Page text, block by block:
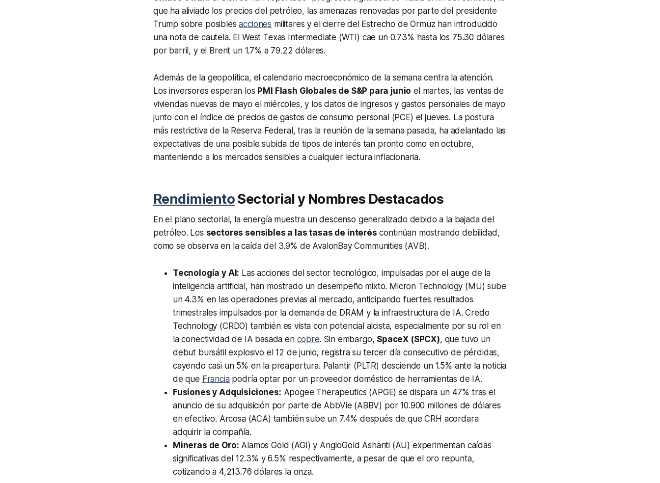
que ha aliviado los precios del petróleo, las amenazas renovadas por parte del presidente
Trump sobre posiblesacciones militares y el cierre del Estrecho de Ormuz han introducido
una nota de cautela. El West Texas Intermediate (WTI) cae un 0.73% hasta los 75.30 dólares
por barril, y el Brent un 1.7% a 79.22 dólares.
Además de la geopolítica, el calendario macroeconómico de la semana centra la atención.
Los inversores esperan los PMI Flash Globales de S&P para junio el martes, las ventas de
viviendas nuevas de mayo el miércoles, y los datos de ingresos y gastos personales de mayo
junto con el índice de precios de gastos de consumo personal (PCE) el jueves. La postura
más restrictiva de la Reserva Federal, tras la reunión de la semana pasada, ha adelantado las
expectativas de una posible subida de tipos de interés tan pronto como en octubre,
manteniendo a los mercados sensibles a cualquier lectura inflacionaria.
RendimientoSectorial y Nombres Destacados
En el plano sectorial, la energía muestra un descenso generalizado debido a la bajada del
petróleo. Los sectores sensibles a las tasas de interés continúan mostrando debilidad,
como se observa en la caída del 3.9% de AvalonBay Communities (AVB).
Tecnología y AI: Las acciones del sector tecnológico, impulsadas por el auge de la
inteligencia artificial, han mostrado un desempeño mixto. Micron Technology (MU) sube
un 4.3% en las operaciones previas al mercado, anticipando fuertes resultados
trimestrales impulsados por la demanda de DRAM y la infraestructura de IA. Credo
Technology (CRDO) también es vista con potencial alcista, especialmente por su rol en
la conectividad de IA basada en cobre. Sin embargo, SpaceX (SPCX), que tuvo un
debut bursátil explosivo el 12 de junio, registra su tercer día consecutivo de pérdidas,
cayendo casi un 5% en la preapertura. Palantir (PLTR) desciende un 1.5% ante la noticia
de que Franciapodría optar por un proveedor doméstico de herramientas de IA.
Fusiones y Adquisiciones: Apogee Therapeutics (APGE) se dispara un 47% tras el
anuncio de su adquisición por parte de AbbVie (ABBV) por 10.900 millones de dólares
en efectivo. Arcosa (ACA) también sube un 7.4% después de que CRH acordara
adquirir la compañía.
Mineras de Oro: Alamos Gold (AGI) y AngloGold Ashanti (AU) experimentan caídas
significativas del 12.3% y 6.5% respectivamente, a pesar de que el oro repunta,
cotizando a 4,213.76 dólares la onza.